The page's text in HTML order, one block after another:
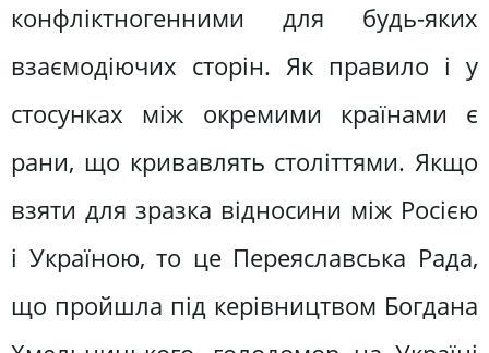
конфліктногенними для будь-яких
взаємодіючих сторін. Як правило і у
стосунках між окремими країнами є
рани, що кривавлять століттями. Якщо
взяти для зразка відносини між Росією
і Україною, то це Переяславська Рада,
що пройшла під керівництвом Богдана